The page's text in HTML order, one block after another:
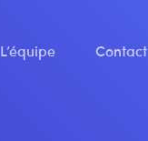
L’équipe Contact